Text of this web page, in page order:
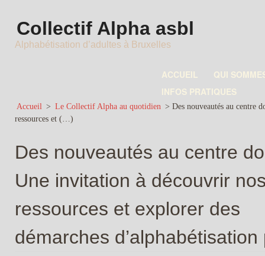
Collectif Alpha asbl
Alphabétisation d’adultes à Bruxelles
ACCUEIL
QUI
INFOS PRATIQUES
Accueil > Le Collectif Alpha au quotidien > Des nouveautés au centre
ressources et (…)
Des nouveautés au centre
Une invitation à découvrir
ressources et explorer des
démarches